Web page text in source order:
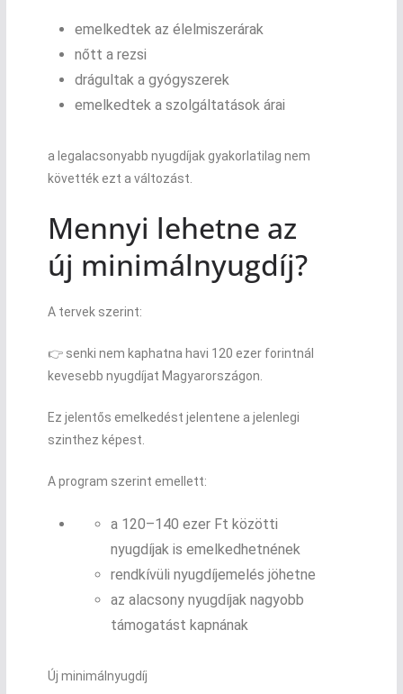
emelkedtek az élelmiszerárak
nőtt a rezsi
drágultak a gyógyszerek
emelkedtek a szolgáltatások árai
a legalacsonyabb nyugdíjak gyakorlatilag nem
követték ezt a változást.
Mennyi lehetne az
új minimálnyugdíj?
A tervek szerint:
👉 senki nem kaphatna havi 120 ezer forintnál
kevesebb nyugdíjat Magyarországon.
Ez jelentős emelkedést jelentene a jelenlegi
szinthez képest.
A program szerint emellett:
a 120–140 ezer Ft közötti
nyugdíjak is emelkedhetnének
rendkívüli nyugdíjemelés jöhetne
az alacsony nyugdíjak nagyobb
támogatást kapnának
Új minimálnyugdíj